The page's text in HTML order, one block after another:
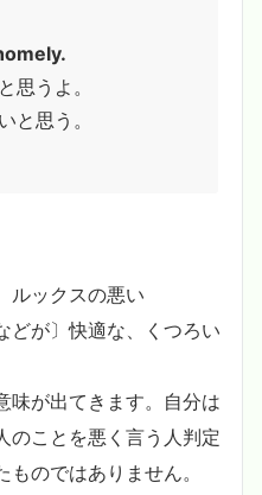
思うよ。
と思う。
ルックスの悪い
どが〕快適な、くつろい
味が出てきます。自分は
のことを悪く言う人判定
のではありません。